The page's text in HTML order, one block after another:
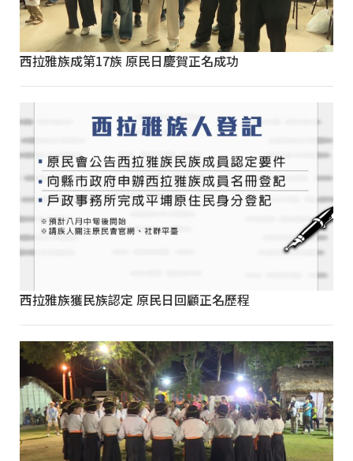
西拉雅族成第17族 原民日慶賀正名成功
西拉雅族獲民族認定 原民日回顧正名歷程